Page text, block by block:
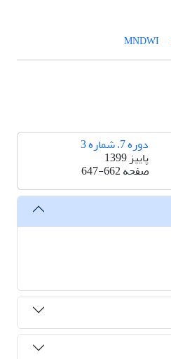
MNDWI
دوره 7، شماره 3
پاییز 1399
صفحه647-662